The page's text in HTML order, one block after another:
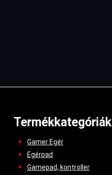
Termékkategóriák
Gamer Egér
Egérpad
Gamepad, kontroller